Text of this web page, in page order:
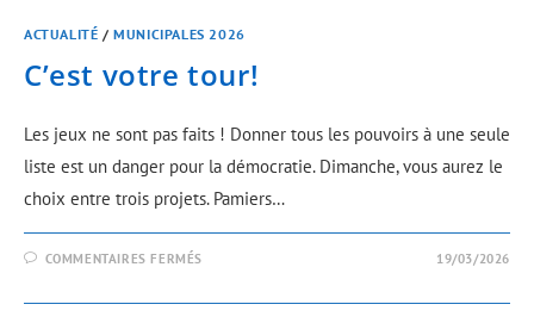
ACTUALITÉ /MUNICIPALES 2026
C’est votre tour!
Les jeux ne sont pas faits ! Donner tous les pouvoirs à une seule
liste est un danger pour la démocratie. Dimanche, vous aurez le
choix entre trois projets. Pamiers…
COMMENTAIRES FERMÉS 19/03/2026